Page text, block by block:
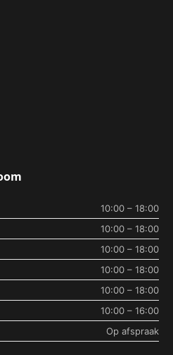
10:00 – 18:00
10:00 – 18:00
10:00 – 18:00
10:00 – 18:00
10:00 – 18:00
10:00 – 16:00
Op afspraak